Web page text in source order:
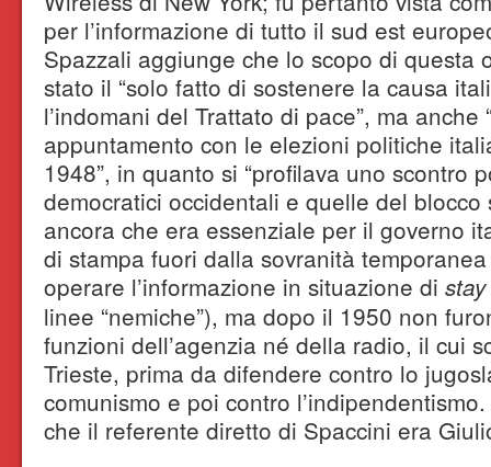
per l’informazione di tutto il sud est
Spazzali aggiunge che lo scopo di questa
stato il “solo fatto di sostenere la causa
l’indomani del Trattato di pace”, ma anche
appuntamento con le elezioni politiche
1948”, in quanto si “profilava uno scontro
democratici occidentali e quelle del blocco
ancora che era essenziale per il governo
di stampa fuori dalla sovranità
operare l’informazione in situazione di
linee “nemiche”), ma dopo il 1950 non
funzioni dell’agenzia né della radio, il cui
Trieste, prima da difendere contro lo
comunismo e poi contro
che il referente diretto di Spaccini era